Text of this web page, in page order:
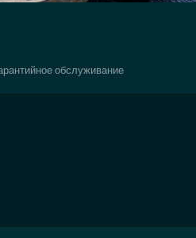
обслуживание